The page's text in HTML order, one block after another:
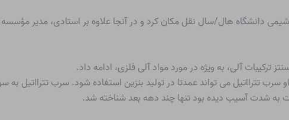
مؤسسه شیمی دانشگاه هال/سال نقل مکان کرد و در آنجا علاوه بر استادی، مدیر
ترکیبات آلی، به ویژه در مورد مواد آلی فلزی، ادامه داد.
سرب تترااتیلمی تواند عمدتا در تولید بنزین استفاده شود. سرب تترااتیل
شدت آسیب دیده بود تنها چند دهه بعد شناخته شد.